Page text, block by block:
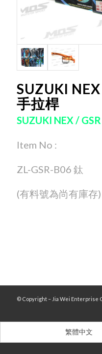
SUZUKI
手拉桿
SUZUKI NEX /
Item No :
ZL-GSR-B06 鈦
(有料號為尚有庫存)
© Copyright – Jia Wei Enterprise
繁體中文